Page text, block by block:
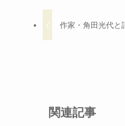
作家・角田光代と
関連記事